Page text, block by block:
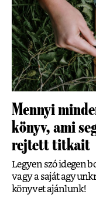
Mennyi
könyv, ami
rejtett titkait
Legyen szó idegen
vagy a saját
könyvet ajánlunk!